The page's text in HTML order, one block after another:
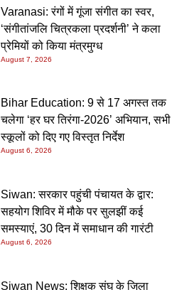
Varanasi: रंगों में गूंजा संगीत का स्वर,
‘संगीतांजलि चित्रकला प्रदर्शनी’ ने कला
प्रेमियों को किया मंत्रमुग्ध
August 7, 2026
Bihar Education: 9 से 17 अगस्त तक
चलेगा ‘हर घर तिरंगा-2026’ अभियान, सभी
स्कूलों को दिए गए विस्तृत निर्देश
August 6, 2026
Siwan: सरकार पहुंची पंचायत के द्वार:
सहयोग शिविर में मौके पर सुलझीं कई
समस्याएं, 30 दिन में समाधान की गारंटी
August 6, 2026
Siwan News: शिक्षक संघ के जिला